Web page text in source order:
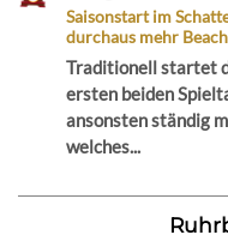
Saisonstart im
durchaus mehr
Traditionell startet
ersten beiden
ansonsten ständig
welches...